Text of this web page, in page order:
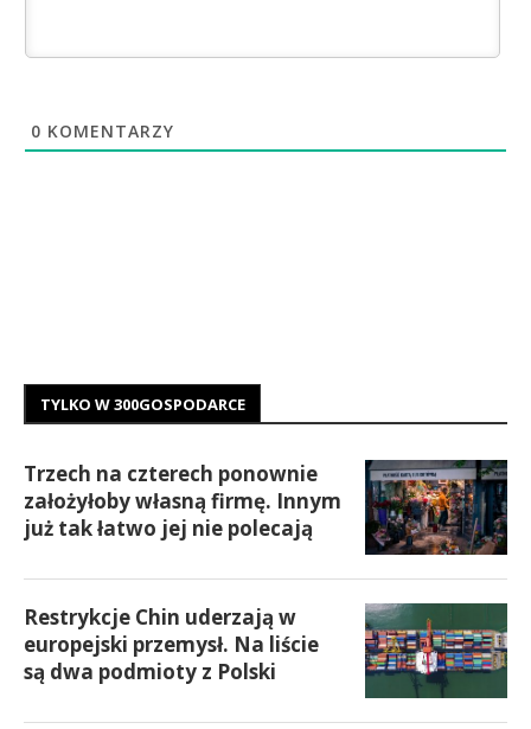
0 KOMENTARZY
TYLKO W 300GOSPODARCE
Trzech na czterech ponownie
założyłoby własną firmę. Innym
już tak łatwo jej nie polecają
Restrykcje Chin uderzają w
europejski przemysł. Na liście
są dwa podmioty z Polski